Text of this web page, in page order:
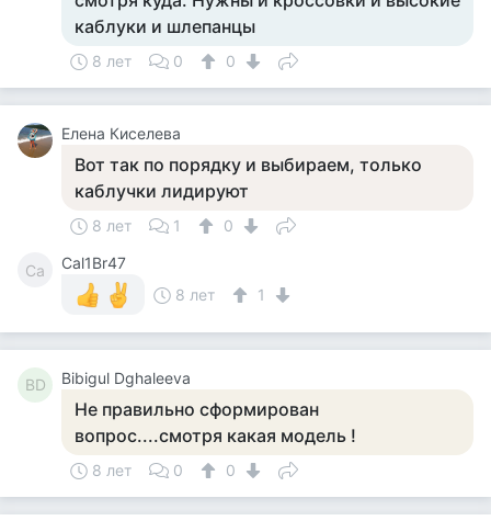
каблуки и шлепанцы
8 лет 0 0
Елена Киселева
Вот так по порядку и выбираем, только
каблучки лидируют
8 лет 1 0
Ca
Cal1Br47
8 лет
1
BD Bibigul Dghaleeva
Не правильно сформирован
вопрос....смотря какая модель !
8 лет 0 0